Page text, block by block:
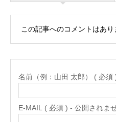
この記事へのコメントはあり
名前（例：山田 太郎） ( 必須
E-MAIL ( 必須 ) - 公開されま